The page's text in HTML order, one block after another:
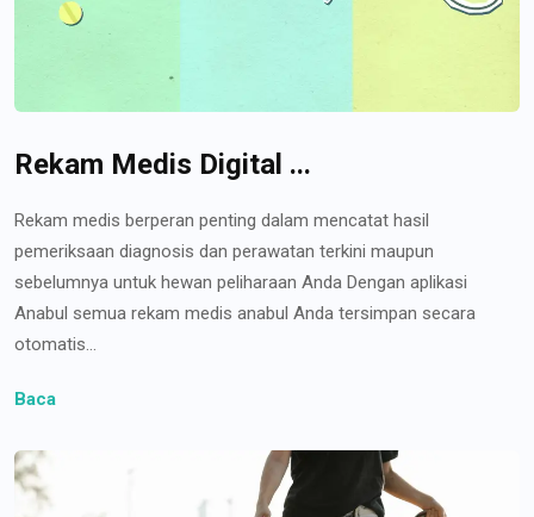
Rekam Medis Digital ...
Rekam medis berperan penting dalam mencatat hasil
pemeriksaan diagnosis dan perawatan terkini maupun
sebelumnya untuk hewan peliharaan Anda Dengan aplikasi
Anabul semua rekam medis anabul Anda tersimpan secara
otomatis...
Baca